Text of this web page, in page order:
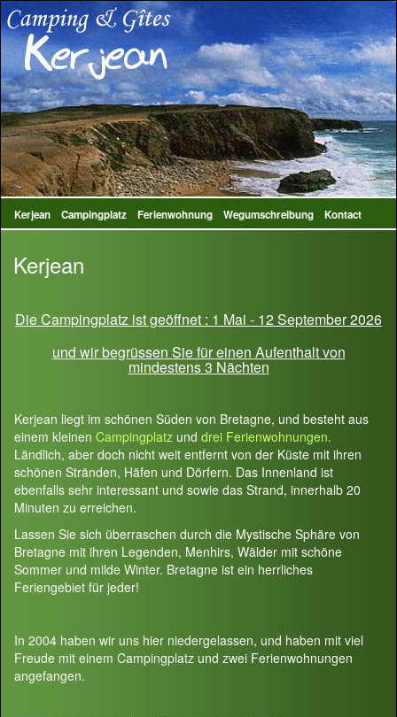
Kerjean Campingplatz Ferienwohnung Wegumschreibung Kontact
Kerjean
Die Campingplatz ist geöffnet : 1 Mai - 12 September 2026
und wir begrüssen Sie für einen Aufenthalt von
mindestens 3 Nächten
Kerjean liegt im schönen Süden von Bretagne, und besteht aus
einem kleinen Campingplatz und drei Ferienwohnungen.
Ländlich, aber doch nicht weit entfernt von der Küste mit ihren
schönen Stränden, Häfen und Dörfern. Das Innenland ist
ebenfalls sehr interessant und sowie das Strand, innerhalb 20
Minuten zu erreichen.
Lassen Sie sich überraschen durch die Mystische Sphäre von
Bretagne mit ihren Legenden, Menhirs, Wälder mit schöne
Sommer und milde Winter. Bretagne ist ein herrliches
Feriengebiet für jeder!
In 2004 haben wir uns hier niedergelassen, und haben mit viel
Freude mit einem Campingplatz und zwei Ferienwohnungen
angefangen.